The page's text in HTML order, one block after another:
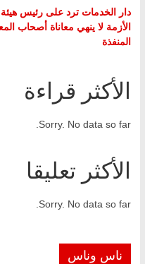
دار الخدمات ترد على رئيس هيئة
الأزمة لا ينهي معاناة أصحاب
المنفذة
الأكثر قراءة
Sorry. No data so far.
الأكثر تعليقا
Sorry. No data so far.
ناس وناس